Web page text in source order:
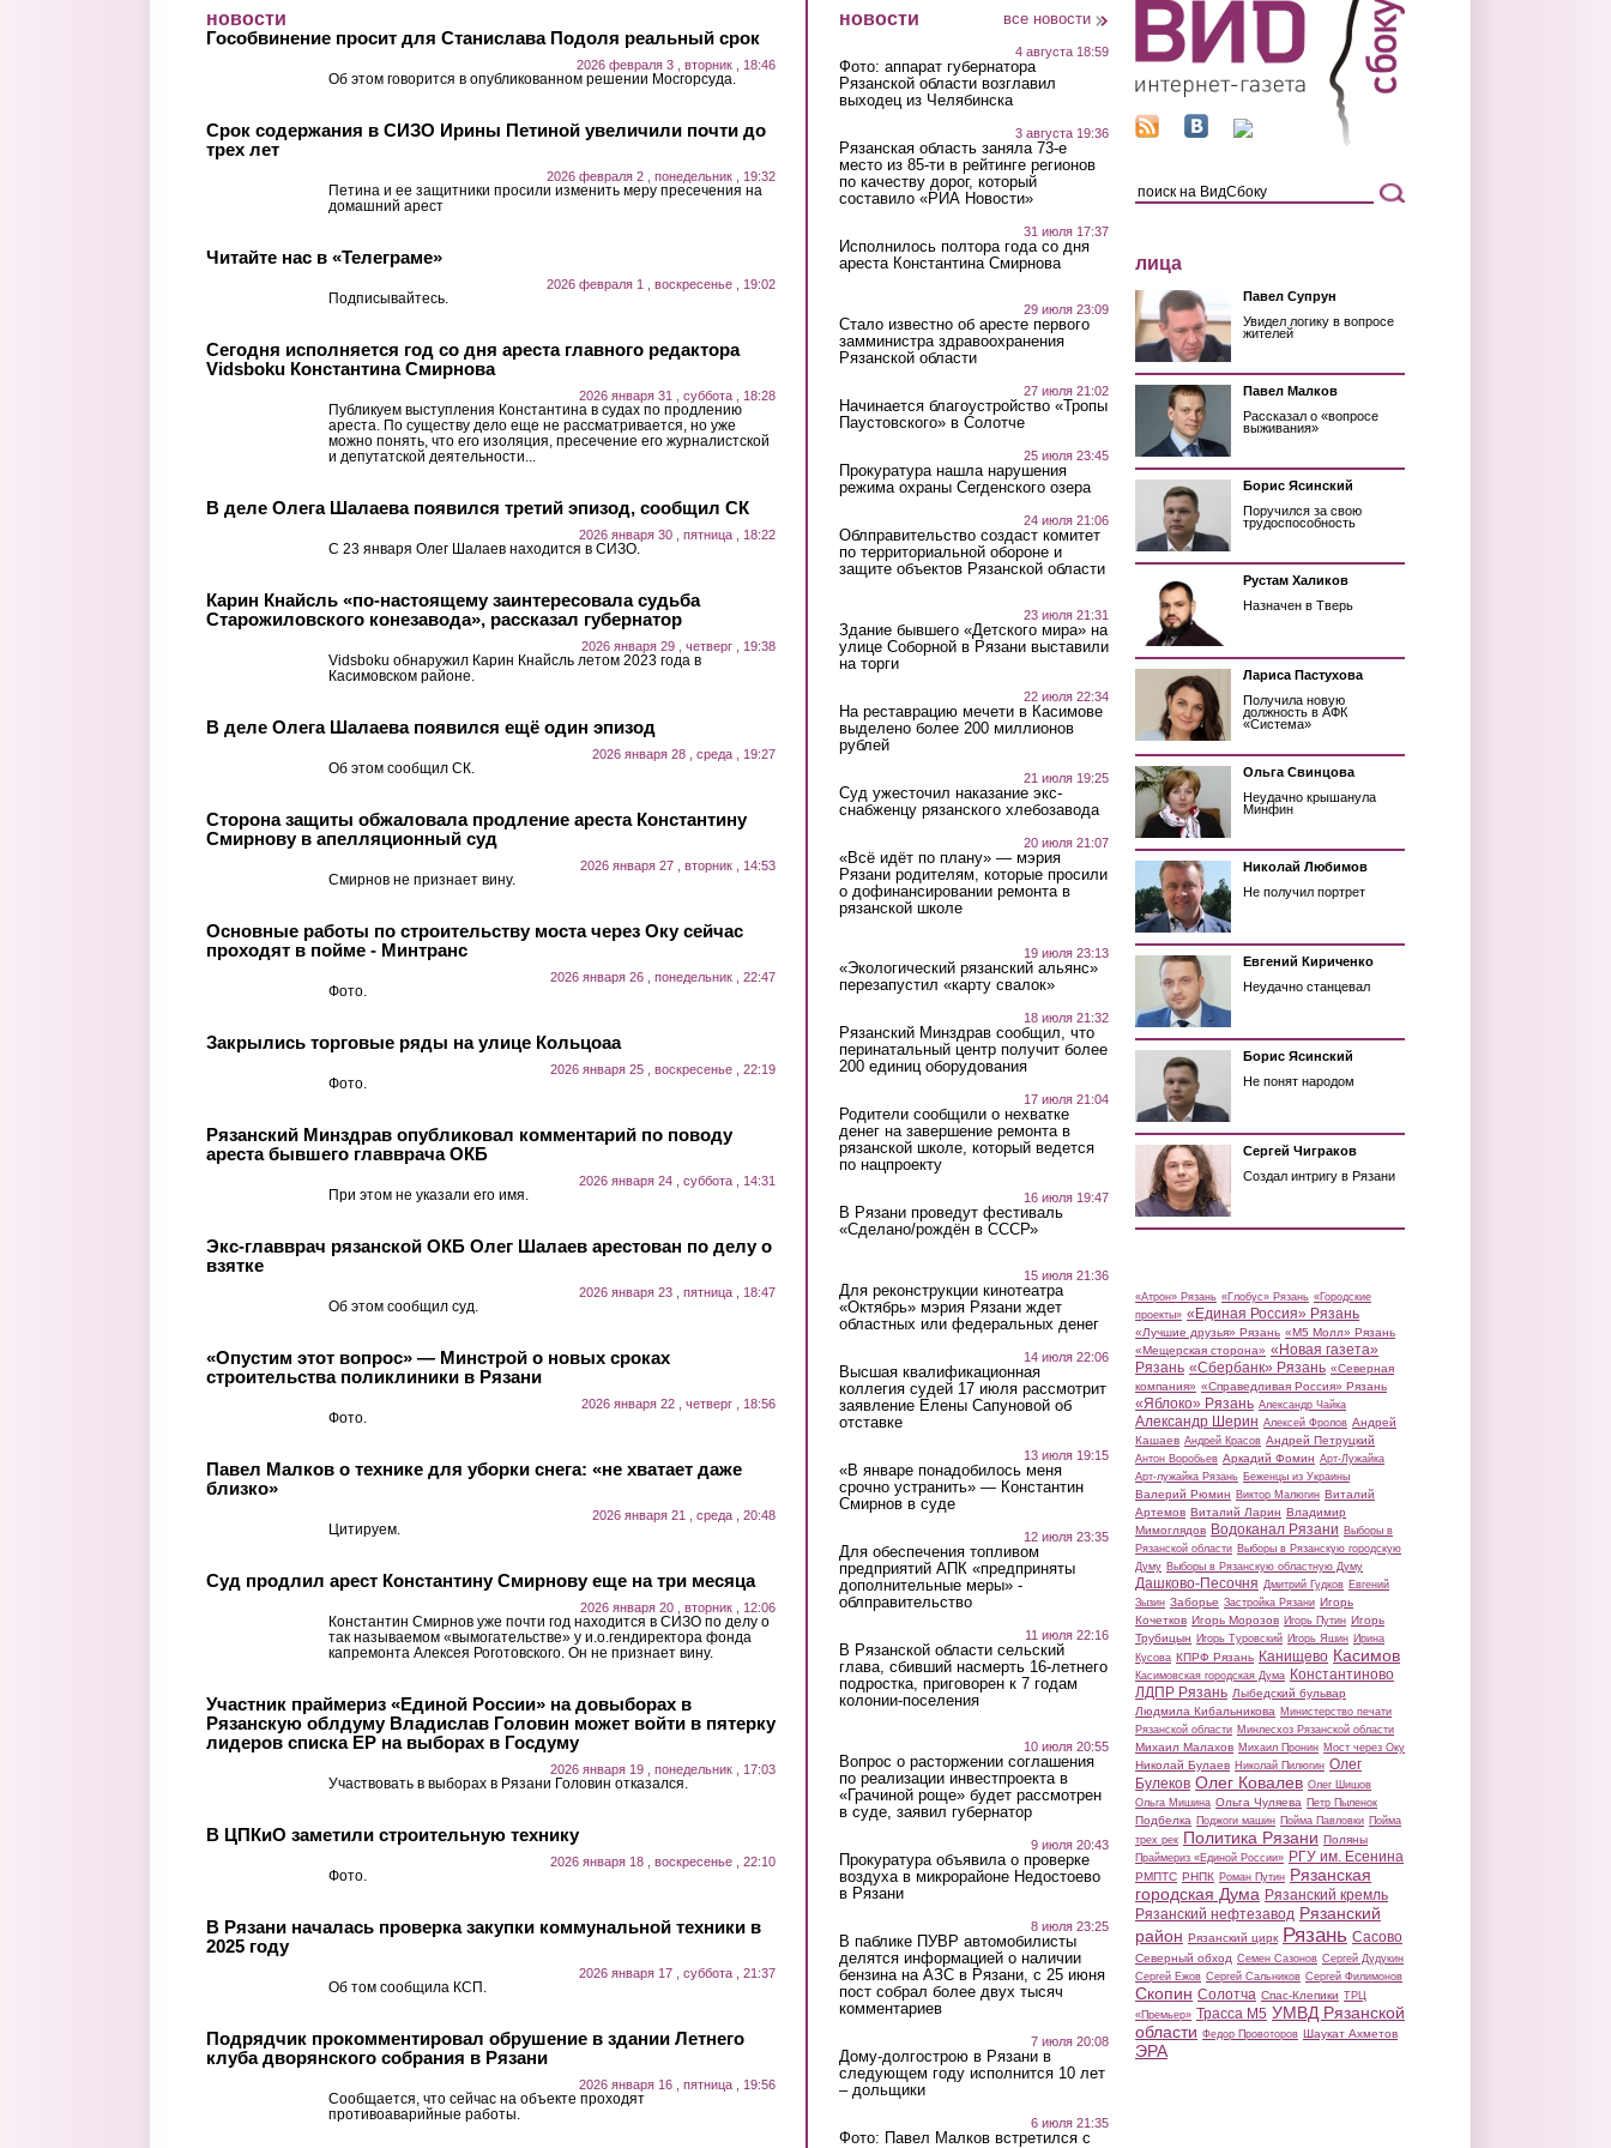
новости
Гособвинение просит для Станислава Подоля реальный срок
2026 февраля 3 , вторник , 18:46
Об этом говорится в опубликованном решении Мосгорсуда.
Срок содержания в СИЗО Ирины Петиной увеличили почти до
трех лет
2026 февраля 2 , понедельник , 19:32
Петина и ее защитники просили изменить меру пресечения на
домашний арест
Читайте нас в «Телеграме»
2026 февраля 1 , воскресенье , 19:02
Подписывайтесь.
Сегодня исполняется год со дня ареста главного редактора
Vidsboku Константина Смирнова
2026 января 31 , суббота , 18:28
Публикуем выступления Константина в судах по продлению
ареста. По существу дело еще не рассматривается, но уже
можно понять, что его изоляция, пресечение его журналистской
и депутатской деятельности...
В деле Олега Шалаева появился третий эпизод, сообщил СК
2026 января 30 , пятница , 18:22
С 23 января Олег Шалаев находится в СИЗО.
Карин Кнайсль «по-настоящему заинтересовала судьба
Старожиловского конезавода», рассказал губернатор
2026 января 29 , четверг , 19:38
Vidsboku обнаружил Карин Кнайсль летом 2023 года в
Касимовском районе.
В деле Олега Шалаева появился ещё один эпизод
2026 января 28 , среда , 19:27
Об этом сообщил СК.
Сторона защиты обжаловала продление ареста Константину
Смирнову в апелляционный суд
2026 января 27 , вторник , 14:53
Смирнов не признает вину.
Основные работы по строительству моста через Оку сейчас
проходят в пойме - Минтранс
2026 января 26 , понедельник , 22:47
Фото.
Закрылись торговые ряды на улице Кольцоаа
2026 января 25 , воскресенье , 22:19
Фото.
Рязанский Минздрав опубликовал комментарий по поводу
ареста бывшего главврача ОКБ
2026 января 24 , суббота , 14:31
При этом не указали его имя.
Экс-главврач рязанской ОКБ Олег Шалаев арестован по делу о
взятке
2026 января 23 , пятница , 18:47
Об этом сообщил суд.
«Опустим этот вопрос» — Минстрой о новых сроках
строительства поликлиники в Рязани
2026 января 22 , четверг , 18:56
Фото.
Павел Малков о технике для уборки снега: «не хватает даже
близко»
2026 января 21 , среда , 20:48
Цитируем.
Суд продлил арест Константину Смирнову еще на три месяца
2026 января 20 , вторник , 12:06
Константин Смирнов уже почти год находится в СИЗО по делу о
так называемом «вымогательстве» у и.о.гендиректора фонда
капремонта Алексея Роготовского. Он не признает вину.
Участник праймериз «Единой России» на довыборах в
Рязанскую облдуму Владислав Головин может войти в пятерку
лидеров списка ЕР на выборах в Госдуму
2026 января 19 , понедельник , 17:03
Участвовать в выборах в Рязани Головин отказался.
В ЦПКиО заметили строительную технику
2026 января 18 , воскресенье , 22:10
Фото.
В Рязани началась проверка закупки коммунальной техники в
2025 году
2026 января 17 , суббота , 21:37
Об том сообщила КСП.
Подрядчик прокомментировал обрушение в здании Летнего
клуба дворянского собрания в Рязани
2026 января 16 , пятница , 19:56
Сообщается, что сейчас на объекте проходят
противоаварийные работы.
новости все новости
4 августа 18:59
Фото: аппарат губернатора
Рязанской области возглавил
выходец из Челябинска
3 августа 19:36
Рязанская область заняла 73-е
место из 85-ти в рейтинге регионов
по качеству дорог, который
составило «РИА Новости»
31 июля 17:37
Исполнилось полтора года со дня
ареста Константина Смирнова
29 июля 23:09
Стало известно об аресте первого
замминистра здравоохранения
Рязанской области
27 июля 21:02
Начинается благоустройство «Тропы
Паустовского» в Солотче
25 июля 23:45
Прокуратура нашла нарушения
режима охраны Сегденского озера
24 июля 21:06
Облправительство создаст комитет
по территориальной обороне и
защите объектов Рязанской области
23 июля 21:31
Здание бывшего «Детского мира» на
улице Соборной в Рязани выставили
на торги
22 июля 22:34
На реставрацию мечети в Касимове
выделено более 200 миллионов
рублей
21 июля 19:25
Суд ужесточил наказание экс-
снабженцу рязанского хлебозавода
20 июля 21:07
«Всё идёт по плану» — мэрия
Рязани родителям, которые просили
о дофинансировании ремонта в
рязанской школе
19 июля 23:13
«Экологический рязанский альянс»
перезапустил «карту свалок»
18 июля 21:32
Рязанский Минздрав сообщил, что
перинатальный центр получит более
200 единиц оборудования
17 июля 21:04
Родители сообщили о нехватке
денег на завершение ремонта в
рязанской школе, который ведется
по нацпроекту
16 июля 19:47
В Рязани проведут фестиваль
«Сделано/рождён в СССР»
15 июля 21:36
Для реконструкции кинотеатра
«Октябрь» мэрия Рязани ждет
областных или федеральных денег
14 июля 22:06
Высшая квалификационная
коллегия судей 17 июля рассмотрит
заявление Елены Сапуновой об
отставке
13 июля 19:15
«В январе понадобилось меня
срочно устранить» — Константин
Смирнов в суде
12 июля 23:35
Для обеспечения топливом
предприятий АПК «предприняты
дополнительные меры» -
облправительство
11 июля 22:16
В Рязанской области сельский
глава, сбивший насмерть 16-летнего
подростка, приговорен к 7 годам
колонии-поселения
10 июля 20:55
Вопрос о расторжении соглашения
по реализации инвестпроекта в
«Грачиной роще» будет рассмотрен
в суде, заявил губернатор
9 июля 20:43
Прокуратура объявила о проверке
воздуха в микрорайоне Недостоево
в Рязани
8 июля 23:25
В паблике ПУВР автомобилисты
делятся информацией о наличии
бензина на АЗС в Рязани, с 25 июня
пост собрал более двух тысяч
комментариев
7 июля 20:08
Дому-долгострою в Рязани в
следующем году исполнится 10 лет
– дольщики
6 июля 21:35
Фото: Павел Малков встретился с
лица
Павел Супрун
Увидел логику в вопросе
жителей
Павел Малков
Рассказал о «вопросе
выживания»
Борис Ясинский
Поручился за свою
трудоспособность
Рустам Халиков
Назначен в Тверь
Лариса Пастухова
Получила новую
должность в АФК
«Система»
Ольга Свинцова
Неудачно крышанула
Минфин
Николай Любимов
Не получил портрет
Евгений Кириченко
Неудачно станцевал
Борис Ясинский
Не понят народом
Сергей Чиграков
Создал интригу в Рязани
«Атрон» Рязань «Глобус» Рязань «Городские
проекты» «Единая Россия» Рязань
«Лучшие друзья» Рязань «М5 Молл» Рязань
«Мещерская сторона» «Новая газета»
Рязань «Сбербанк» Рязань «Северная
компания» «Справедливая Россия» Рязань
«Яблоко» Рязань Александр Чайка
Александр Шерин Алексей Фролов Андрей
Кашаев Андрей Красов Андрей Петруцкий
Антон Воробьев Аркадий Фомин Арт-Лужайка
Арт-лужайка Рязань Беженцы из Украины
Валерий Рюмин Виктор Малюгин Виталий
Артемов Виталий Ларин Владимир
Мимоглядов Водоканал Рязани Выборы в
Рязанской области Выборы в Рязанскую городскую
Думу Выборы в Рязанскую областную Думу
Дашково-Песочня Дмитрий Гудков Евгений
Зызин Заборье Застройка Рязани Игорь
Кочетков Игорь Морозов Игорь Путин Игорь
Трубицын Игорь Туровский Игорь Яшин Ирина
Кусова КПРФ Рязань Канищево Касимов
Касимовская городская Дума Константиново
ЛДПР Рязань Лыбедский бульвар
Людмила Кибальникова Министерство печати
Рязанской области Минлесхоз Рязанской области
Михаил Малахов Михаил Пронин Мост через Оку
Николай Булаев Николай Пилюгин Олег
Булеков Олег Ковалев Олег Шишов
Ольга Мишина Ольга Чуляева Петр Пыленок
Подбелка Поджоги машин Пойма Павловки Пойма
трех рек Политика Рязани Поляны
Праймериз «Единой России» РГУ им. Есенина
РМПТС РНПК Роман Путин Рязанская
городская Дума Рязанский кремль
Рязанский нефтезавод Рязанский
район Рязанский цирк Рязань Сасово
Северный обход Семен Сазонов Сергей Дудукин
Сергей Ежов Сергей Сальников Сергей Филимонов
Скопин Солотча Спас-Клепики ТРЦ
«Премьер» Трасса М5 УМВД Рязанской
области Федор Провоторов Шаукат Ахметов
ЭРА